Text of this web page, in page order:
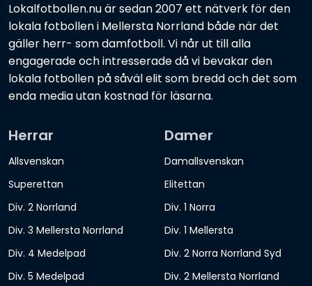
Lokalfotbollen.nu är sedan 2007 ett nätverk för den
lokala fotbollen i Mellersta Norrland både när det
gäller herr- som damfotboll. Vi når ut till alla
engagerade och intresserade då vi bevakar den
lokala fotbollen på såväl elit som bredd och det som
enda media utan kostnad för läsarna.
Herrar
Allsvenskan
Superettan
Div. 2 Norrland
Div. 3 Mellersta Norrland
Div. 4 Medelpad
Div. 5 Medelpad
Damer
Damallsvenskan
Elitettan
Div. 1 Norra
Div. 1 Mellersta
Div. 2 Norra Norrland Syd
Div. 2 Mellersta Norrland